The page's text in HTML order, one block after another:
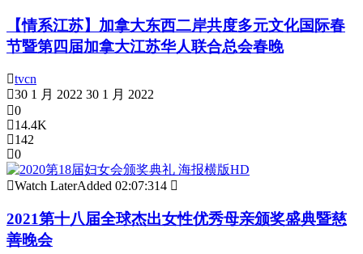
【情系江苏】加拿大东西二岸共度多元文化国际春
节暨第四届加拿大江苏华人联合总会春晚
tvcn
30 1 月 2022 30 1 月 2022
0
14.4K
142
0
Watch LaterAdded 02:07:314
2021第十八届全球杰出女性优秀母亲颁奖盛典暨慈
善晚会